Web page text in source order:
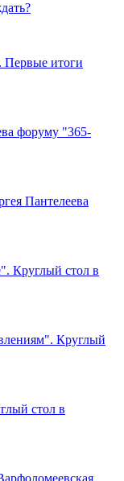
Первые итоги
форуму "365-
Пантелеева
Круглый стол в
Круглый
стол в